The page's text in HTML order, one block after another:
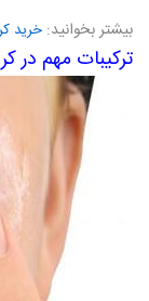
بیشتر بخوانید: خرید
ترکیبات مهم در